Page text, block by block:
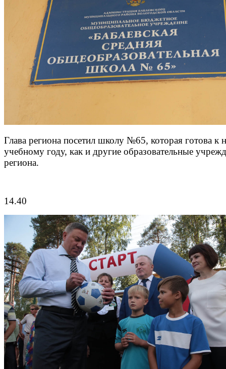
Глава региона посетил школу №65, которая готова к
учебному году, как и другие образовательные
региона.
14.40